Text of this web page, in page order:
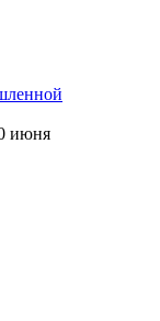
июня